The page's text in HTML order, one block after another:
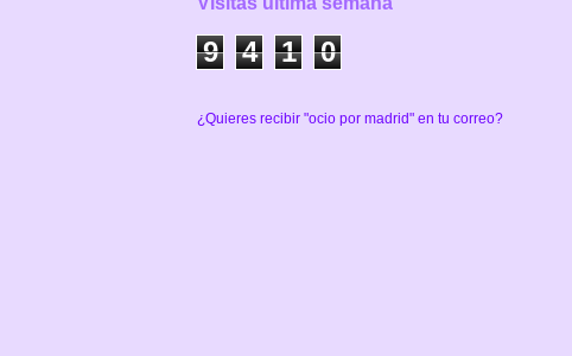
9 4 1 0
¿Quieres recibir "ocio por madrid" en tu correo?